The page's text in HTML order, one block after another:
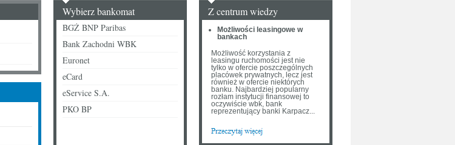
Wybierz bankomat
BGŻ BNP Paribas
Bank Zachodni WBK
Euronet
eCard
eService S.A.
PKO BP
Z centrum wiedzy
Możliwości leasingowe w
bankach
Możliwość korzystania z
leasingu ruchomości jest nie
tylko w ofercie poszczególnych
placówek prywatnych, lecz jest
również w ofercie niektórych
banku. Najbardziej popularny
rozłam instytucji finansowej to
oczywiście wbk, bank
reprezentujący banki Karpacz...